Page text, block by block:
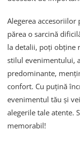
Alegerea
părea o sarcină
la detalii, poți obține
stilul evenimentului,
predominante,
confort. Cu puțină
evenimentul tău și
alegerile tale atente.
memorabil!